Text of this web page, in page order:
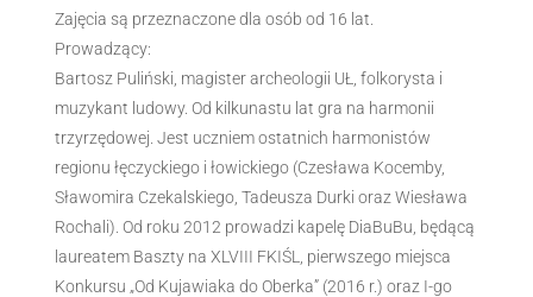
Zajęcia są przeznaczone dla osób od 16 lat.
Prowadzący:
Bartosz Puliński, magister archeologii UŁ, folkorysta i
muzykant ludowy. Od kilkunastu lat gra na harmonii
trzyrzędowej. Jest uczniem ostatnich harmonistów
regionu łęczyckiego i łowickiego (Czesława Kocemby,
Sławomira Czekalskiego, Tadeusza Durki oraz Wiesława
Rochali). Od roku 2012 prowadzi kapelę DiaBuBu, będącą
laureatem Baszty na XLVIII FKIŚL, pierwszego miejsca
Konkursu „Od Kujawiaka do Oberka” (2016 r.) oraz I-go